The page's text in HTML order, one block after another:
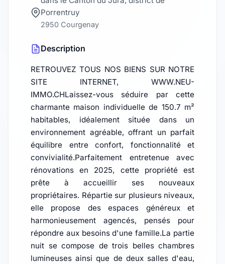
Porrentruy
2950 Courgenay
Description
RETROUVEZ TOUS NOS BIENS SUR NOTRE
SITE INTERNET, WWW.NEU-
IMMO.CHLaissez-vous séduire par cette
charmante maison individuelle de 150.7 m²
habitables, idéalement située dans un
environnement agréable, offrant un parfait
équilibre entre confort, fonctionnalité et
convivialité.Parfaitement entretenue avec
rénovations en 2025, cette propriété est
prête à accueillir ses nouveaux
propriétaires. Répartie sur plusieurs niveaux,
elle propose des espaces généreux et
harmonieusement agencés, pensés pour
répondre aux besoins d'une famille.La partie
nuit se compose de trois belles chambres
lumineuses ainsi que de deux salles d'eau,